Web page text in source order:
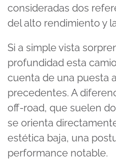
consideradas dos
del alto rendimiento y
Si a simple vista
profundidad esta
cuenta de una puesta
precedentes. A
off-road, que suelen
se orienta
estética baja, una
performance notable.